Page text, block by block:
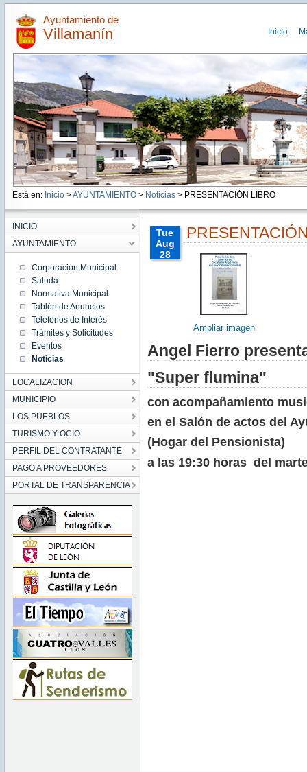
Ayuntamiento de
Villamanín Inicio
Está en: Inicio >AYUNTAMIENTO> Noticias> PRESENTACIÓN LIBRO
INICIO
AYUNTAMIENTO
Corporación Municipal
Saluda
Normativa Municipal
Tablón de Anuncios
Teléfonos de Interés
Trámites y Solicitudes
Eventos
Noticias
LOCALIZACION
MUNICIPIO
LOS PUEBLOS
TURISMO Y OCIO
PERFIL DEL CONTRATANTE
PAGO A PROVEEDORES
PORTAL DE TRANSPARENCIA
Tue
Aug
28
00:00:00
CEST
Ampliar imagen
Angel Fierro
"Super flumina"
con acompañamiento
en el Salón de actos del
(Hogar del Pensionista)
a las 19:30 horas del